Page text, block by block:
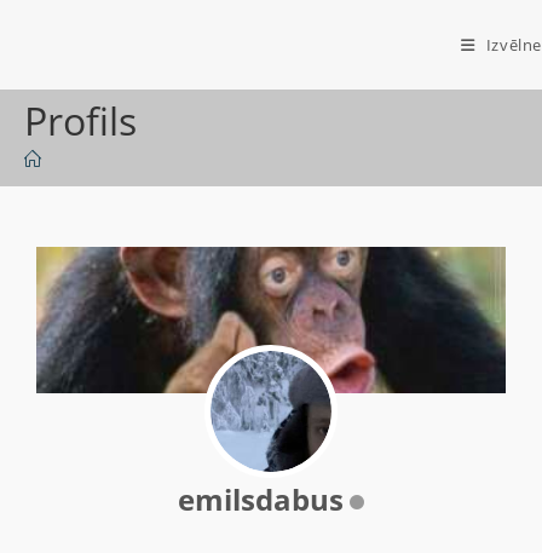
Izvēlne
Profils
emilsdabus